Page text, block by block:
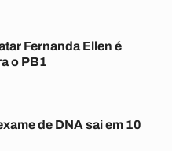
Fernanda Ellen é
o PB1
de DNA sai em 10